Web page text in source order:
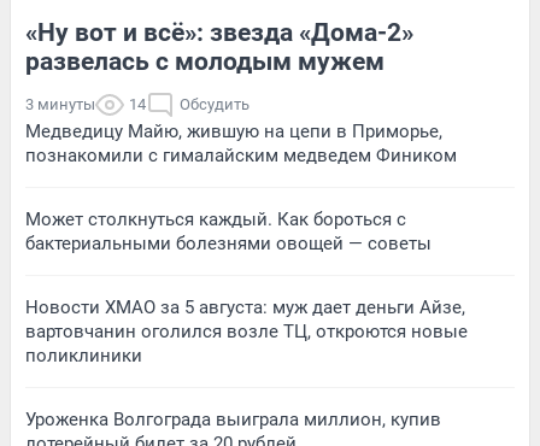
«Ну вот и всё»: звезда «Дома-2»
развелась с молодым мужем
3 минуты 14 Обсудить
Медведицу Майю, жившую на цепи в Приморье,
познакомили с гималайским медведем Фиником
Может столкнуться каждый. Как бороться с
бактериальными болезнями овощей — советы
Новости ХМАО за 5 августа: муж дает деньги Айзе,
вартовчанин оголился возле ТЦ, откроются новые
поликлиники
Уроженка Волгограда выиграла миллион, купив